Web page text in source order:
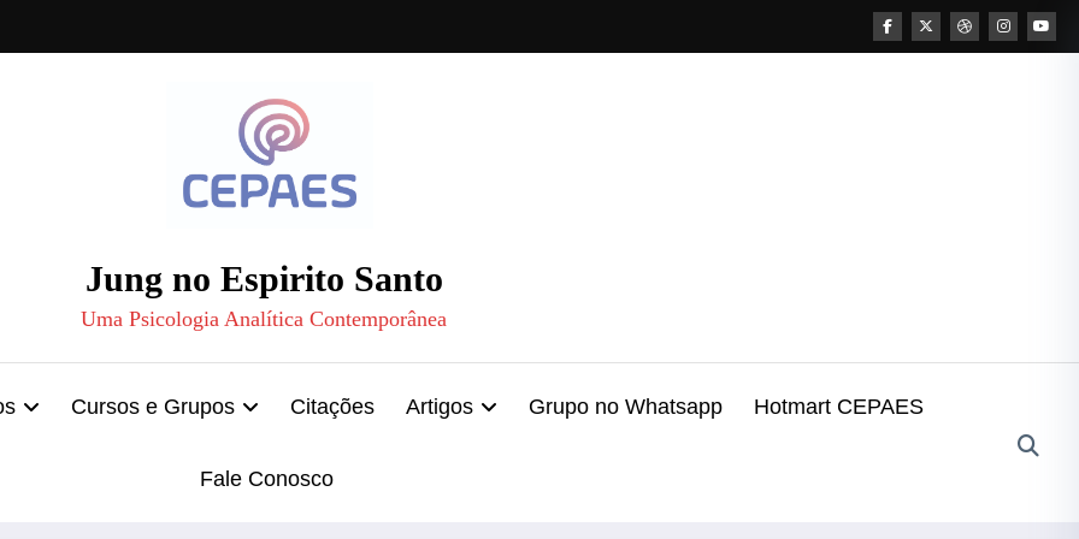
Jung no Espirito Santo
Uma Psicologia Analítica Contemporânea
Cursos e Grupos Citações Artigos Grupo no Whatsapp Hotmart CEPAES
Fale Conosco